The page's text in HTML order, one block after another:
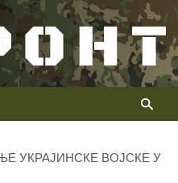
УКРАЈИНСКЕ ВОЈСКЕ У